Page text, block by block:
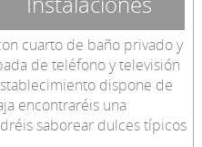
cuarto de baño privado y
de teléfono y televisión
dispone de
encontraréis una
saborear dulces típicos